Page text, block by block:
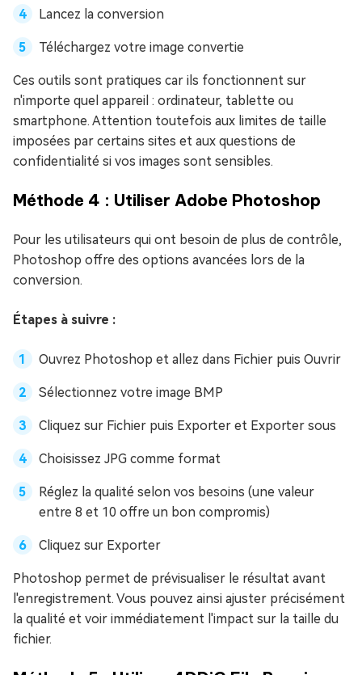
Lancez la conversion
Téléchargez votre image convertie
Ces outils sont pratiques car ils fonctionnent sur
n'importe quel appareil : ordinateur, tablette ou
smartphone. Attention toutefois aux limites de taille
imposées par certains sites et aux questions de
confidentialité si vos images sont sensibles.
Méthode 4 : Utiliser Adobe Photoshop
Pour les utilisateurs qui ont besoin de plus de contrôle,
Photoshop offre des options avancées lors de la
conversion.
Étapes à suivre :
Ouvrez Photoshop et allez dans Fichier puis Ouvrir
Sélectionnez votre image BMP
Cliquez sur Fichier puis Exporter et Exporter sous
Choisissez JPG comme format
Réglez la qualité selon vos besoins (une valeur
entre 8 et 10 offre un bon compromis)
Cliquez sur Exporter
Photoshop permet de prévisualiser le résultat avant
l'enregistrement. Vous pouvez ainsi ajuster précisément
la qualité et voir immédiatement l'impact sur la taille du
fichier.